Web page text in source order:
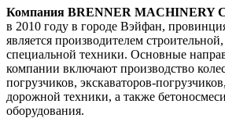
Компания BRENNER MACHINERY
в 2010 году в городе Вэйфан,
является производителем
специальной техники. Основные
компании включают производство
погрузчиков, экскаваторов-
дорожной техники, а также
оборудования.